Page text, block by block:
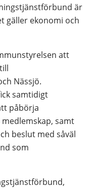
är
gäller ekonomi och
att
Nässjö.
samtidigt
påbörja
samt
beslut med såväl
som